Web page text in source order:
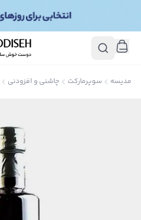
مدیسه سوپرمارکت چاشنی و افزودنی